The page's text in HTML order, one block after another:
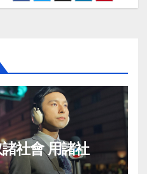
社會 用諸社